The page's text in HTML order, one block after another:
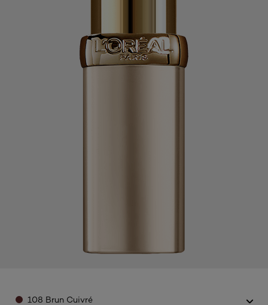
Color108 Brun Cuivré